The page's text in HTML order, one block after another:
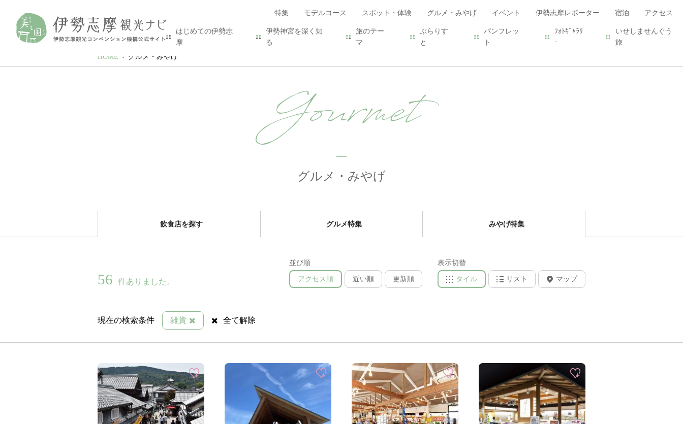
特集 モデルコース スポット・体験 グルメ・みやげ イベント 伊勢志摩レポーター 宿泊 アクセス
はじめての伊勢志
摩
伊勢神宮を深く知
る
旅のテー
マ
ぶらりす
と
パンフレッ
ト
ﾌｫﾄｷﾞｬﾗﾘ
ｰ
いせしませんぐう
旅
HOME グルメ・みやげ
Gourmet
グルメ・みやげ
飲食店を探す グルメ特集 みやげ特集
56 件ありました。
並び順
アクセス順 近い順 更新順
表示切替
タイル リスト マップ
現在の検索条件 雑貨 全て解除